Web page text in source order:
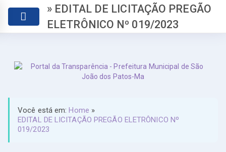
» EDITAL DE LICITAÇÃO PREGÃO
ELETRÔNICO Nº 019/2023
Você está em:Home »
EDITAL DE LICITAÇÃO PREGÃO ELETRÔNICO Nº
019/2023